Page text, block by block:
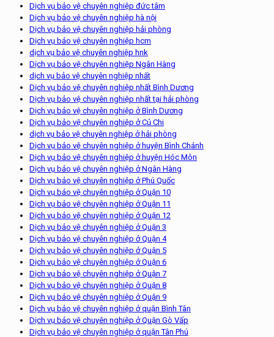
Dịch vụ bảo vệ chuyên nghiệp đức tâm
Dịch vụ bảo vệ chuyên nghiệp hà nội
Dịch vụ bảo vệ chuyên nghiệp hải phòng
Dịch vụ bảo vệ chuyên nghiệp hcm
dịch vụ bảo vệ chuyên nghiệp hnk
Dịch vụ bảo vệ chuyên nghiệp Ngân Hàng
dịch vụ bảo vệ chuyên nghiệp nhất
Dịch vụ bảo vệ chuyên nghiệp nhất Bình Dương
Dịch vụ bảo vệ chuyên nghiệp nhất tại hải phòng
Dịch vụ bảo vệ chuyên nghiệp ở Bình Dương
Dịch vụ bảo vệ chuyên nghiệp ở Củ Chi
dịch vụ bảo vệ chuyên nghiệp ở hải phòng
Dịch vụ bảo vệ chuyên nghiệp ở huyện Bình Chánh
Dịch vụ bảo vệ chuyên nghiệp ở huyện Hóc Môn
Dịch vụ bảo vệ chuyên nghiệp ở Ngân Hàng
Dịch vụ bảo vệ chuyên nghiệp ở Phú Quốc
Dịch vụ bảo vệ chuyên nghiệp ở Quận 10
Dịch vụ bảo vệ chuyên nghiệp ở Quận 11
Dịch vụ bảo vệ chuyên nghiệp ở Quận 12
Dịch vụ bảo vệ chuyên nghiệp ở Quận 3
Dịch vụ bảo vệ chuyên nghiệp ở Quận 4
Dịch vụ bảo vệ chuyên nghiệp ở Quận 5
Dịch vụ bảo vệ chuyên nghiệp ở Quận 6
Dịch vụ bảo vệ chuyên nghiệp ở Quận 7
Dịch vụ bảo vệ chuyên nghiệp ở Quận 8
Dịch vụ bảo vệ chuyên nghiệp ở Quận 9
Dịch vụ bảo vệ chuyên nghiệp ở quận Bình Tân
Dịch vụ bảo vệ chuyên nghiệp ở Quận Gò Vấp
Dịch vụ bảo vệ chuyên nghiệp ở quận Tân Phú